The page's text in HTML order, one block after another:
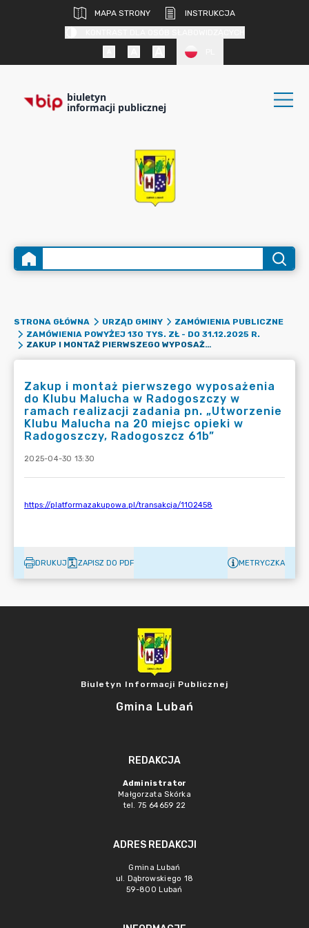
MAPA STRONY
INSTRUKCJA
biuletyn
informacji publicznej
STRONA GŁÓWNA URZĄD GMINY
ZAMÓWIENIA PUBLICZNE
ZAMÓWIENIA POWYŻEJ 130 TYS. ZŁ - DO 31.12.2025 R.
ZAKUP I MONTAŻ PIERWSZEGO WYPOSAŻENIA DO KLUBU MALUCHA W RADOGOSZCZY W RAMACH REALIZACJI ZADANIA PN. „UTWORZENIE KLUBU MALUCHA NA 20 MIEJSC OPIEKI W RADOGOSZCZY, RADOGOSZCZ 61B”
Zakup i montaż pierwszego wyposażenia
do Klubu Malucha w Radogoszczy w
ramach realizacji zadania pn. „Utworzenie
Klubu Malucha na 20 miejsc opieki w
Radogoszczy, Radogoszcz 61b”
2025-04-30 13:30
DRUKUJ ZAPISZ DO PDF METRYCZKA
Biuletyn Informacji Publicznej
Gmina Lubań
REDAKCJA
Administrator
Małgorzata Skórka
tel. 75 64659 22
ADRES REDAKCJI
Gmina Lubań
ul. Dąbrowskiego 18
59-800 Lubań